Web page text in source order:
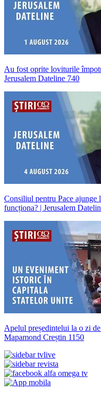
Au fost oprite loviturile
Jerusalem Dateline 740
Consiliul pentru Pace ajunge
funcționa? | Jerusalem
Apelul președintelui la o zi
Mapamond Creștin 1150